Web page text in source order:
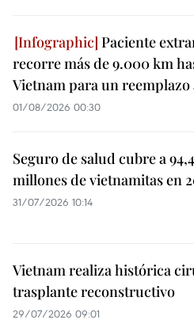
Paciente
recorre más de 9.000 km
Vietnam para un
01/08/2026 00:30
Seguro de salud cubre a 94,4
millones de vietnamitas en
31/07/2026 10:14
Vietnam realiza histórica
trasplante reconstructivo
29/07/2026 09:01